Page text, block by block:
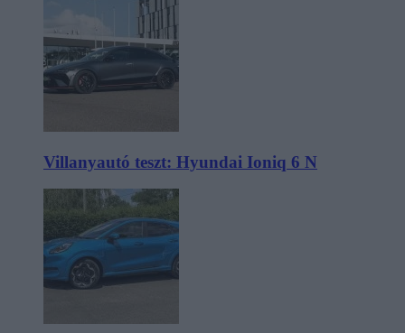
Villanyautó teszt: Hyundai Ioniq 6 N